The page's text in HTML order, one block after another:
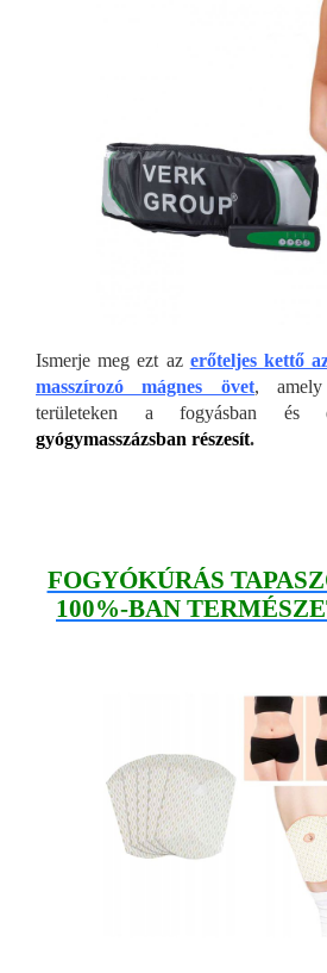
Ismerje meg ezt az erőteljes kettő
masszírozó mágnes övet,
területeken a fogyásban
gyógymasszázsban részesít.
FOGYÓKÚRÁS
100%-BAN